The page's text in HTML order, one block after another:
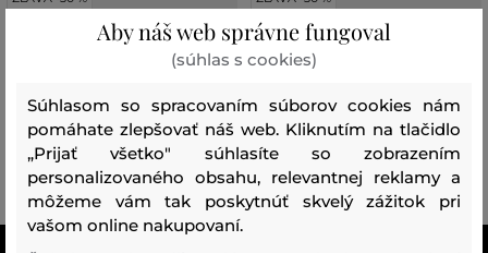
PAPUČE PEAK PERFORMANCE
99,90 €
69, 90 €
Dostupné veľkosti:
39/42
PAPUČE PEAK PERFORMANCE
99,90 €
69,90 €
Dostupné veľkosti:
37/39 39/42 42/45
Aby náš web správne fungoval
(súhlas s cookies)
Súhlasom so spracovaním súborov cookies nám
pomáhate zlepšovať náš web. Kliknutím na tlačidlo
„Prijať všetko" súhlasíte so zobrazením
personalizovaného obsahu, relevantnej reklamy a
môžeme vám tak poskytnúť skvelý zážitok pri
vašom online nakupovaní.